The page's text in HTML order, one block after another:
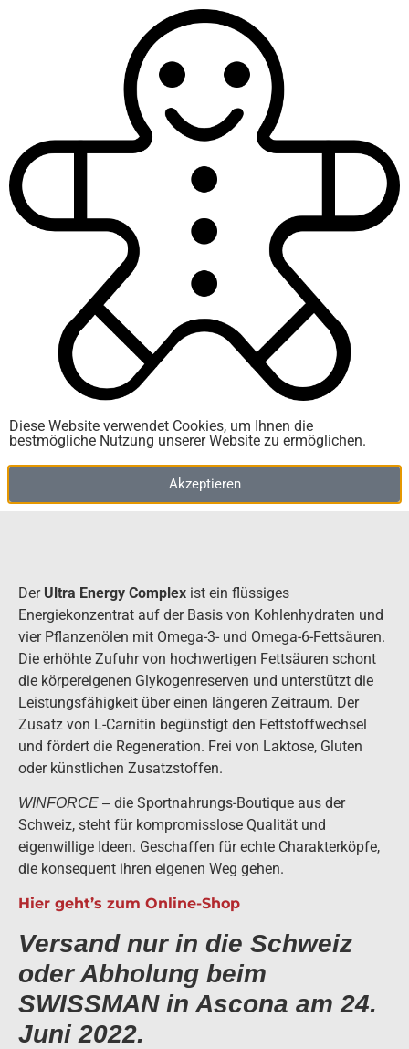
WINFORCE exklusiv
im Shop erhältlich
admin April 15, 2022
WINFORCE
ULTRA ENERGY COMPLEX – Dein
Energiekonzentrat für den SWISSMANist jetzt exklusiv
in unserem Shop erhältlich.
Ausreichend Energie für dein Training und den
SWISSMAN bietet dir der
Ultra Energy Complex XXL
unserem VerpflegungspartnerWINFORCE.
Der Ultra Energy Complex XXL enthält 30 Ultra Energy
Complex Sachets (30 x 25 g) in den
Banane (je Sorte 10 Stück) und istexklusivbei uns im
Der Ultra Energy Complex ist ein flüssiges
Energiekonzentrat auf der Basis von Kohlenhydraten und
vier Pflanzenölen mit Omega-3- und Omega-6-Fettsäuren.
Die erhöhte Zufuhr von hochwertigen Fettsäuren schont
die körpereigenen Glykogenreserven und unterstützt die
Leistungsfähigkeit über einen längeren Zeitraum. Der
Zusatz von L-Carnitin begünstigt den Fettstoffwechsel
und fördert die Regeneration. Frei von Laktose, Gluten
oder künstlichen Zusatzstoffen.
WINFORCE – die Sportnahrungs-Boutique aus der
Schweiz, steht für kompromisslose Qualität und
eigenwillige Ideen. Geschaffen für echte Charakterköpfe,
die konsequent ihren eigenen Weg gehen.
Hier geht’s zum Online-Shop
Versand nur in die Schweiz
oder Abholung beim
SWISSMAN in Ascona am 24.
Juni 2022.
Diese Website verwendet Cookies, um Ihnen die
bestmögliche Nutzung unserer Website zu ermöglichen.
Akzeptieren